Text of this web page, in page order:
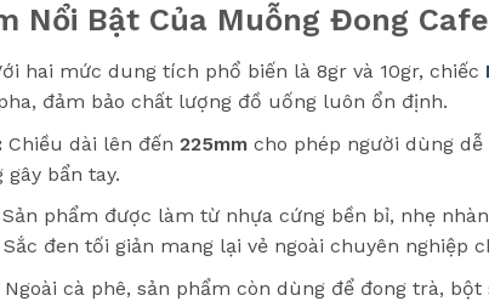
Nổi Bật Của Muỗng Đong
hai mức dung tích phổ biến là 8gr và 10gr, chiếc
đảm bảo chất lượng đồ uống luôn ổn định.
Chiều dài lên đến 225mmcho phép người dùng dễ
bẩn tay.
phẩm được làm từ nhựa cứng bền bỉ, nhẹ
đen tối giản mang lại vẻ ngoài chuyên nghiệp
cà phê, sản phẩm còn dùng để đong trà, bột